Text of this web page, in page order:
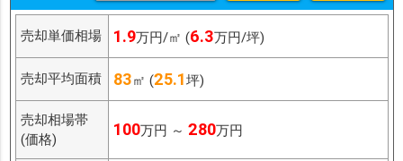
売却単価相場 1.9万円/㎡ (6.3万円/坪)
売却平均面積 83㎡ (25.1坪)
売却相場帯
(価格)
100万円 ～ 280万円